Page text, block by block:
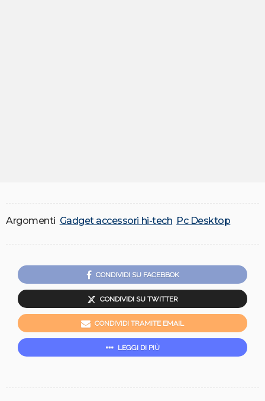
Argomenti Gadget accessori hi-tech Pc Desktop
CONDIVIDI SU FACEBBOK
CONDIVIDI SU TWITTER
CONDIVIDI TRAMITE EMAIL
LEGGI DI PIÙ